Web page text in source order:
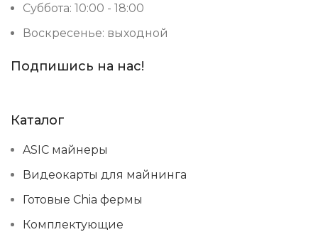
Суббота: 10:00 - 18:00
Воскресенье: выходной
Подпишись на нас!
Каталог
ASIC майнеры
Видеокарты для майнинга
Готовые Chia фермы
Комплектующие